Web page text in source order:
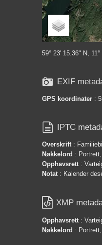
59° 23' 15.36" N,
 EXIF
GPS koordinater :
 IPTC
Overskrift :
Nøkkelord :
Opphavsrett :
Notat : Kalender
 XMP
Opphavsrett :
Nøkkelord :